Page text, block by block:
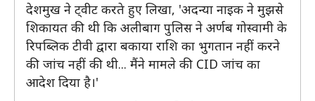
देशमुख ने ट्वीट करते हुए लिखा, 'अदन्या नाइक ने मुझसे
शिकायत की थी कि अलीबाग पुलिस ने अर्णब गोस्वामी के
रिपब्लिक टीवी द्वारा बकाया राशि का भुगतान नहीं करने
की जांच नहीं की थी... मैंने मामले की CID जांच का
आदेश दिया है।'